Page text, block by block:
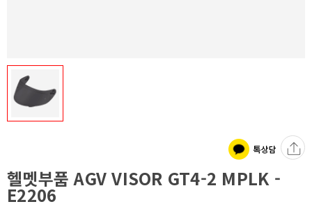
헬멧부품 AGV VISOR GT4-2 MPLK -
E2206